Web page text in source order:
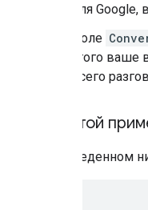
для
Поле
этого
всего
Простой
В приведенном